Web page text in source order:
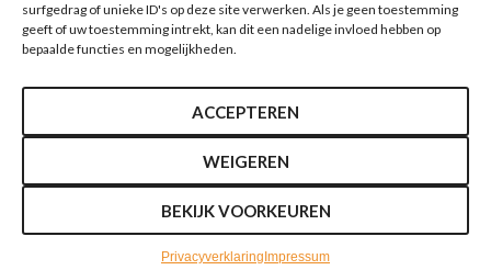
surfgedrag of unieke ID's op deze site verwerken. Als je geen toestemming
geeft of uw toestemming intrekt, kan dit een nadelige invloed hebben op
bepaalde functies en mogelijkheden.
ACCEPTEREN
WEIGEREN
BEKIJK VOORKEUREN
Privacyverklaring Impressum
Verzenden
2026 BIJBVOAlgemene voorwaardenDisclaimer
Privacyverklaring